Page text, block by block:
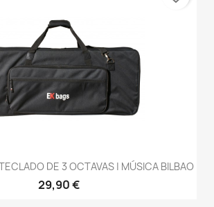
DE 3 OCTAVAS | MÚSICA BILBAO
29,90 €